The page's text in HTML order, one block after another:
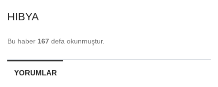
HIBYA
Bu haber 167 defa okunmuştur.
YORUMLAR